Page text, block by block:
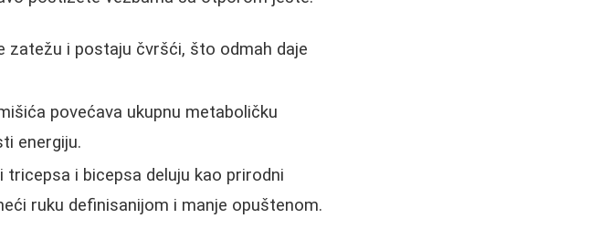
zatežu i postaju čvršći, što odmah daje
povećava ukupnu metaboličku
energiju.
tricepsa i bicepsa deluju kao prirodni
ruku definisanijom i manje opuštenom.